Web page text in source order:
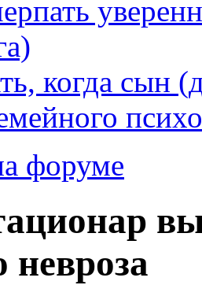
когда сын
форуме
невроза